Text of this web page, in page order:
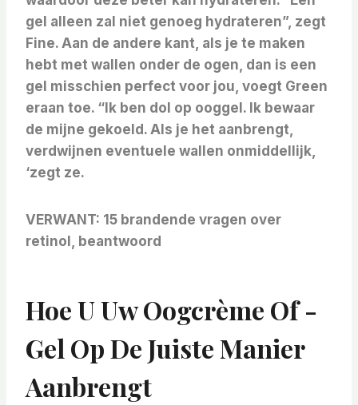
gel alleen zal niet genoeg hydrateren”, zegt
Fine. Aan de andere kant, als je te maken
hebt met wallen onder de ogen, dan is een
gel misschien perfect voor jou, voegt Green
eraan toe. “Ik ben dol op ooggel. Ik bewaar
de mijne gekoeld. Als je het aanbrengt,
verdwijnen eventuele wallen onmiddellijk,
‘zegt ze.
VERWANT: 15 brandende vragen over
retinol, beantwoord
Hoe U Uw Oogcrème Of -
Gel Op De Juiste Manier
Aanbrengt